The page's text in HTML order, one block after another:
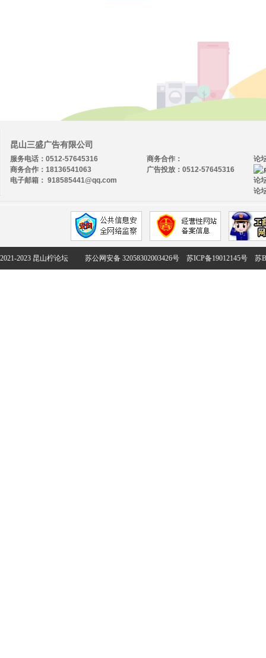
昆山三盛广告有限公司
服务电话：0512-57645316
商务合作：18136541063
电子邮箱： 918585441@qq.com
论
论
论
商务合作：
广告投放：0512-57645316
2021-2023 昆山柠论坛 苏公网安备 32058302003426号 苏ICP备19012145号 苏